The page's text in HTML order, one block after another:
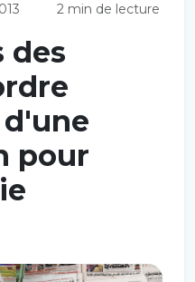
2 min de lecture
des
d'une
pour